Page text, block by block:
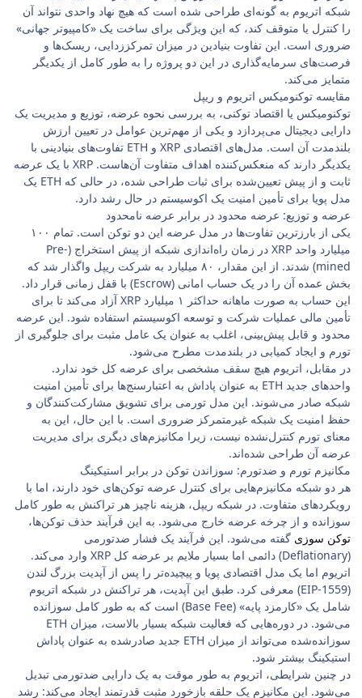
شبکه اتریوم به گونه‌ای طراحی شده است که هیچ نهاد واحدی نتواند آن
را کنترل یا متوقف کند، که این ویژگی برای ساخت یک «کامپیوتر جهانی»
ضروری است. این تفاوت بنیادین در میزان تمرکززدایی، ریسک‌ها و
فرصت‌های سرمایه‌گذاری در این دو پروژه را به طور کامل از یکدیگر
متمایز می‌کند.
مقایسه توکنومیکس اتریوم و ریپل
توکنومیکس یا اقتصاد توکنی، به بررسی نحوه عرضه، توزیع و مدیریت یک
دارایی دیجیتال می‌پردازد و یکی از مهم‌ترین عوامل در تعیین ارزش
بلندمدت آن است. مدل‌های اقتصادی XRP و ETH تفاوت‌های بنیادینی با
یکدیگر دارند که منعکس‌کننده اهداف متفاوت آن‌هاست. XRP با یک عرضه
ثابت و از پیش تعیین‌شده برای ثبات طراحی شده، در حالی که ETH یک
مدل پویا برای تأمین امنیت یک اکوسیستم در حال رشد دارد.
عرضه و توزیع: عرضه محدود در برابر عرضه نامحدود
یکی از بارزترین تفاوت‌ها در مدل عرضه این دو توکن است. تمام ۱۰۰
میلیارد واحد XRP در زمان راه‌اندازی شبکه از پیش استخراج (Pre-
mined) شدند. از این مقدار، ۸۰ میلیارد به شرکت ریپل واگذار شد که
بخش عمده آن را در یک حساب امانی (Escrow) با قفل زمانی قرار داد.
این حساب به صورت ماهانه حداکثر ۱ میلیارد XRP آزاد می‌کند تا برای
تأمین مالی عملیات شرکت و توسعه اکوسیستم استفاده شود. این عرضه
محدود و قابل پیش‌بینی، اغلب به عنوان یک عامل مثبت برای جلوگیری از
تورم و ایجاد کمیابی در بلندمدت مطرح می‌شود.
در مقابل، اتریوم هیچ سقف مشخصی برای عرضه کل خود ندارد.
واحدهای جدید ETH به عنوان پاداش به اعتبارسنج‌ها برای تأمین امنیت
شبکه صادر می‌شوند. این مدل تورمی برای تشویق مشارکت‌کنندگان و
حفظ امنیت یک شبکه غیرمتمرکز ضروری است. با این حال، این به
معنای تورم کنترل‌نشده نیست، زیرا مکانیزم‌های دیگری برای مدیریت
عرضه آن طراحی شده‌اند.
مکانیزم تورم و ضدتورم: سوزاندن توکن در برابر استیکینگ
هر دو شبکه مکانیزم‌هایی برای کنترل عرضه توکن‌های خود دارند، اما با
رویکردهای متفاوت. در شبکه ریپل، هزینه ناچیز هر تراکنش به طور کامل
سوزانده و از چرخه عرضه خارج می‌شود. به این فرآیند حذف توکن‌ها،‌
توکن سوزی گفته می‌شود. این فرآیند یک فشار ضدتورمی
(Deflationary) دائمی اما بسیار ملایم بر عرضه کل XRP وارد می‌کند.
اتریوم اما یک مدل اقتصادی پویا و پیچیده‌تر را پس از آپدیت بزرگ لندن
(EIP-1559) معرفی کرد. طبق این آپدیت، هر تراکنش در شبکه اتریوم
شامل یک «کارمزد پایه» (Base Fee) است که به طور کامل سوزانده
می‌شود. در دوره‌هایی که فعالیت شبکه بسیار بالاست، میزان ETH
سوزانده‌شده می‌تواند از میزان ETH جدید صادرشده به عنوان پاداش
استیکینگ بیشتر شود.
در چنین شرایطی، اتریوم به طور موقت به یک دارایی ضدتورمی تبدیل
می‌شود. این مکانیزم یک حلقه بازخورد مثبت قدرتمند ایجاد می‌کند: رشد